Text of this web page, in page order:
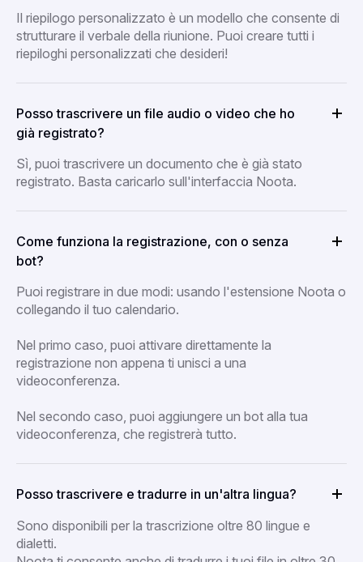
Il riepilogo personalizzato è un modello che consente di
strutturare il verbale della riunione. Puoi creare tutti i
riepiloghi personalizzati che desideri!
Posso trascrivere un file audio o video che ho
già registrato?
Sì, puoi trascrivere un documento che è già stato
registrato. Basta caricarlo sull'interfaccia Noota.
Come funziona la registrazione, con o senza
bot?
Puoi registrare in due modi: usando l'estensione Noota o
collegando il tuo calendario.
Nel primo caso, puoi attivare direttamente la
registrazione non appena ti unisci a una
videoconferenza.
Nel secondo caso, puoi aggiungere un bot alla tua
videoconferenza, che registrerà tutto.
Posso trascrivere e tradurre in un'altra lingua?
Sono disponibili per la trascrizione oltre 80 lingue e
dialetti.